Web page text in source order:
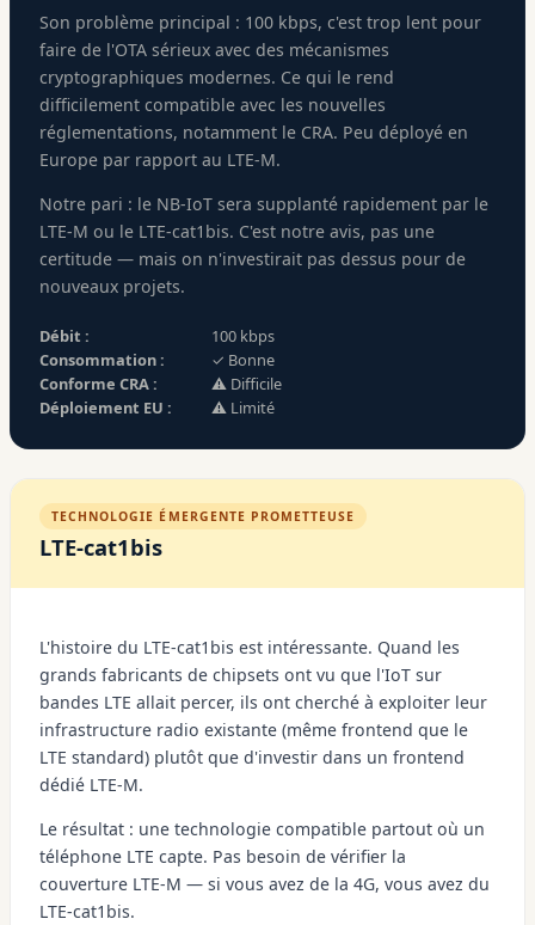
Son problème principal : 100 kbps, c'est trop lent pour
faire de l'OTA sérieux avec des mécanismes
cryptographiques modernes. Ce qui le rend
difficilement compatible avec les nouvelles
réglementations, notamment le CRA. Peu déployé en
Europe par rapport au LTE-M.
Notre pari : le NB-IoT sera supplanté rapidement par le
LTE-M ou le LTE-cat1bis. C'est notre avis, pas une
certitude — mais on n'investirait pas dessus pour de
nouveaux projets.
Débit :
100 kbps
Consommation :
✓ Bonne
Conforme CRA :
⚠ Difficile
Déploiement EU :
⚠ Limité
TECHNOLOGIE ÉMERGENTE PROMETTEUSE
LTE-cat1bis
L'histoire du LTE-cat1bis est intéressante. Quand les
grands fabricants de chipsets ont vu que l'IoT sur
bandes LTE allait percer, ils ont cherché à exploiter leur
infrastructure radio existante (même frontend que le
LTE standard) plutôt que d'investir dans un frontend
dédié LTE-M.
Le résultat : une technologie compatible partout où un
téléphone LTE capte. Pas besoin de vérifier la
couverture LTE-M — si vous avez de la 4G, vous avez du
LTE-cat1bis.